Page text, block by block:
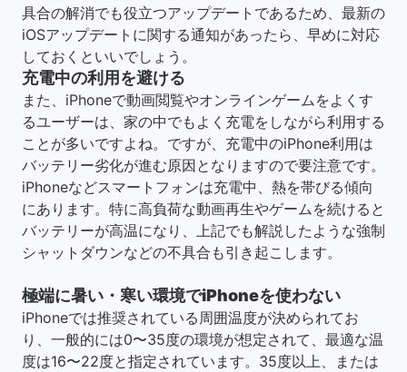
具合の解消でも役立つアップデートであるため、最新の
iOSアップデートに関する通知があったら、早めに対応
しておくといいでしょう。
充電中の利用を避ける
また、iPhoneで動画閲覧やオンラインゲームをよくす
るユーザーは、家の中でもよく充電をしながら利用する
ことが多いですよね。ですが、充電中のiPhone利用は
バッテリー劣化が進む原因となりますので要注意です。
iPhoneなどスマートフォンは充電中、熱を帯びる傾向
にあります。特に高負荷な動画再生やゲームを続けると
バッテリーが高温になり、上記でも解説したような強制
シャットダウンなどの不具合も引き起こします。
極端に暑い・寒い環境でiPhoneを使わない
iPhoneでは推奨されている周囲温度が決められてお
り、一般的には0〜35度の環境が想定されて、最適な温
度は16〜22度と指定されています。35度以上、または